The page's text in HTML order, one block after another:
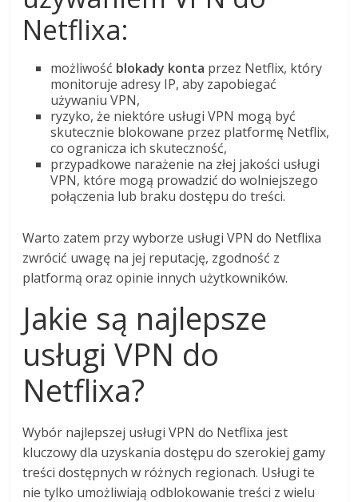
Netflixa:
możliwość blokady konta przez Netflix, który
monitoruje adresy IP, aby zapobiegać
używaniu VPN,
ryzyko, że niektóre usługi VPN mogą być
skutecznie blokowane przez platformę Netflix,
co ogranicza ich skuteczność,
przypadkowe narażenie na złej jakości usługi
VPN, które mogą prowadzić do wolniejszego
połączenia lub braku dostępu do treści.
Warto zatem przy wyborze usługi VPN do Netflixa
zwrócić uwagę na jej reputację, zgodność z
platformą oraz opinie innych użytkowników.
Jakie są najlepsze
usługi VPN do
Netflixa?
Wybór najlepszej usługi VPN do Netflixa jest
kluczowy dla uzyskania dostępu do szerokiej gamy
treści dostępnych w różnych regionach. Usługi te
nie tylko umożliwiają odblokowanie treści z wielu